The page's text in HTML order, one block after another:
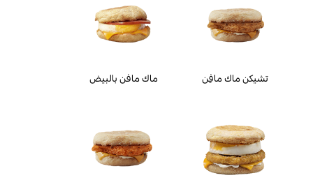
تشيكن ماك مافِن ماك مافن بالبيض